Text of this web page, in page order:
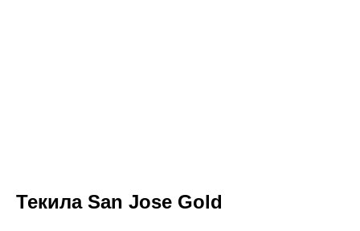
Текила San Jose Gold